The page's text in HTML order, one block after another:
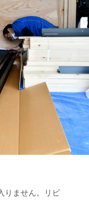
りません。リビ